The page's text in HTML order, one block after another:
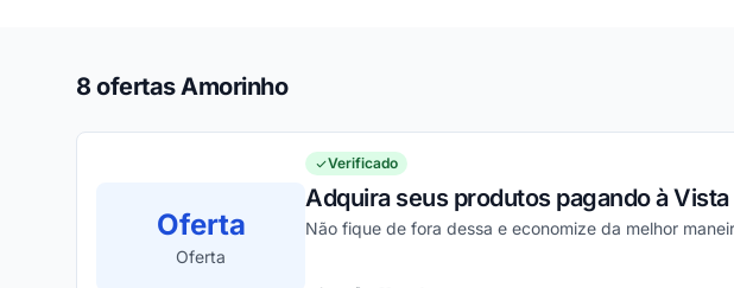
8 ofertas Amorinho
Oferta
Oferta
Verificado
Adquira seus produtos pagando à
Não fique de fora dessa e economize da melhor